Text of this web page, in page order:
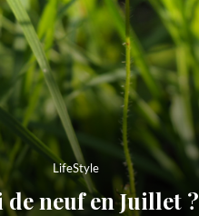
LifeStyle
de neuf en Juillet ?